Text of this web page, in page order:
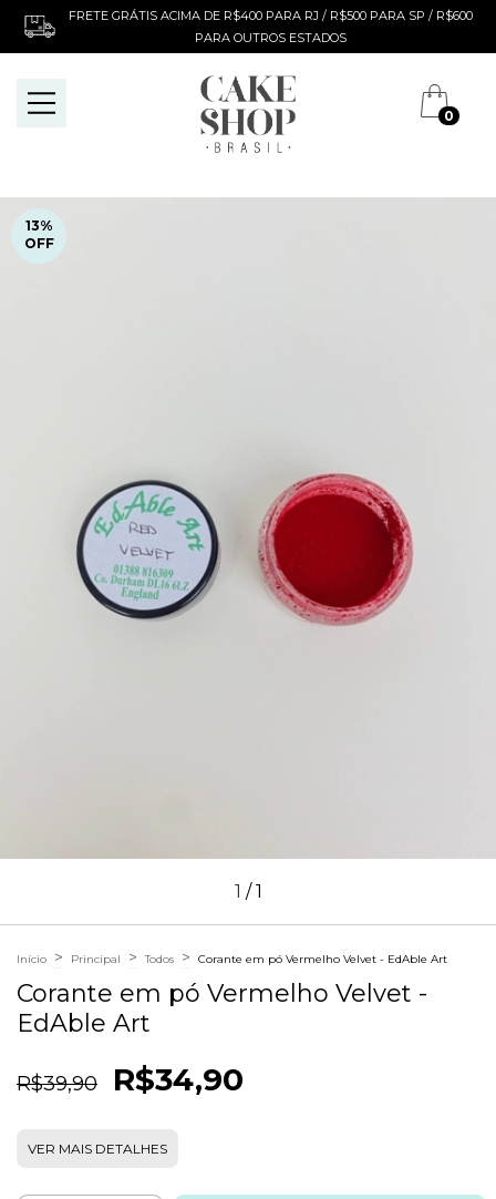
FRETE GRÁTIS ACIMA DE R$400 PARA RJ / R$500 PARA SP / R$600
PARA OUTROS ESTADOS
0
13%
OFF
1 /1
Início > Principal > Todos > Corante em pó Vermelho Velvet - EdAble Art
Corante em pó Vermelho Velvet -
EdAble Art
R$39,90 R$34,90
VER MAIS DETALHES